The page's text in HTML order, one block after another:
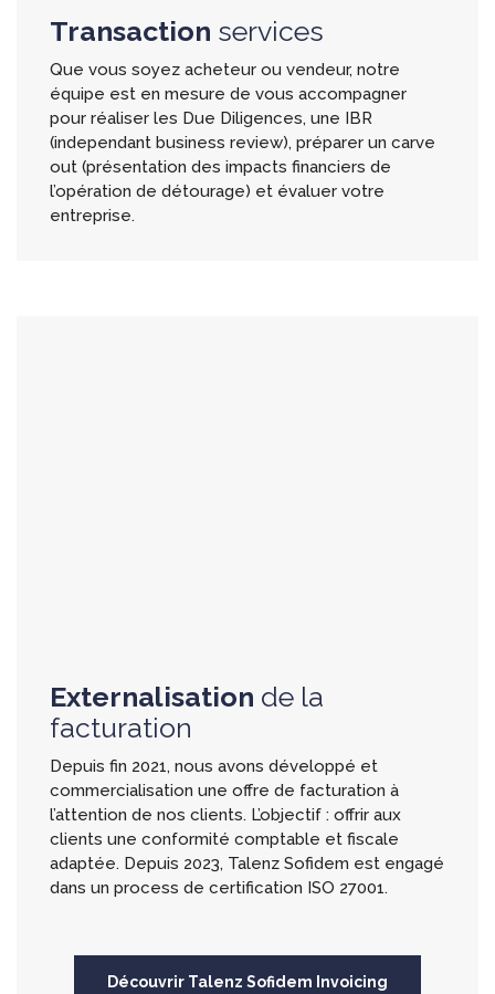
Transaction services
Que vous soyez acheteur ou vendeur, notre
équipe est en mesure de vous accompagner
pour réaliser les Due Diligences, une IBR
(independant business review), préparer un carve
out (présentation des impacts financiers de
l’opération de détourage) et évaluer votre
entreprise.
Externalisation de la
facturation
Depuis fin 2021, nous avons développé et
commercialisation une offre de facturation à
l’attention de nos clients. L’objectif : offrir aux
clients une conformité comptable et fiscale
adaptée. Depuis 2023, Talenz Sofidem est engagé
dans un process de certification ISO 27001.
Découvrir Talenz Sofidem Invoicing